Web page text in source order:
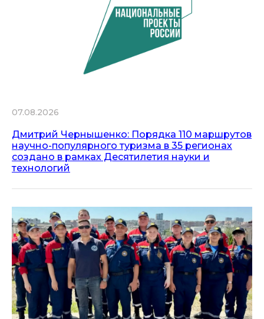
07.08.2026
Дмитрий Чернышенко: Порядка 110 маршрутов
научно-популярного туризма в 35 регионах
создано в рамках Десятилетия науки и
технологий